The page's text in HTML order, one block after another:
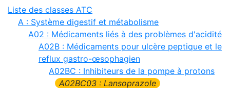
Liste des classes ATC
A : Système digestif et métabolisme
A02 : Médicaments liés à des problèmes d'acidité
A02B : Médicaments pour ulcère peptique et le
reflux gastro-œsophagien
A02BC : Inhibiteurs de la pompe à protons
A02BC03 : Lansoprazole